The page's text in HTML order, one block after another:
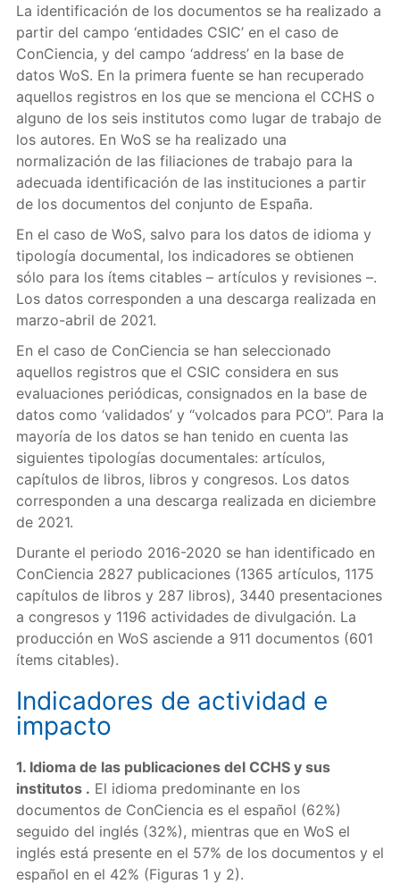
La identificación de los documentos se ha realizado a
partir del campo ‘entidades CSIC’ en el caso de
ConCiencia, y del campo ‘address’ en la base de
datos WoS. En la primera fuente se han recuperado
aquellos registros en los que se menciona el CCHS o
alguno de los seis institutos como lugar de trabajo de
los autores. En WoS se ha realizado una
normalización de las filiaciones de trabajo para la
adecuada identificación de las instituciones a partir
de los documentos del conjunto de España.
En el caso de WoS, salvo para los datos de idioma y
tipología documental, los indicadores se obtienen
sólo para los ítems citables – artículos y revisiones –.
Los datos corresponden a una descarga realizada en
marzo-abril de 2021.
En el caso de ConCiencia se han seleccionado
aquellos registros que el CSIC considera en sus
evaluaciones periódicas, consignados en la base de
datos como ‘validados’ y “volcados para PCO”. Para la
mayoría de los datos se han tenido en cuenta las
siguientes tipologías documentales: artículos,
capítulos de libros, libros y congresos. Los datos
corresponden a una descarga realizada en diciembre
de 2021.
Durante el periodo 2016-2020 se han identificado en
ConCiencia 2827 publicaciones (1365 artículos, 1175
capítulos de libros y 287 libros), 3440 presentaciones
a congresos y 1196 actividades de divulgación. La
producción en WoS asciende a 911 documentos (601
ítems citables).
Indicadores de actividad e
impacto
1. Idioma de las publicaciones del CCHS y sus
institutos. El idioma predominante en los
documentos de ConCiencia es el español (62%)
seguido del inglés (32%), mientras que en WoS el
inglés está presente en el 57% de los documentos y el
español en el 42% (Figuras 1 y 2).